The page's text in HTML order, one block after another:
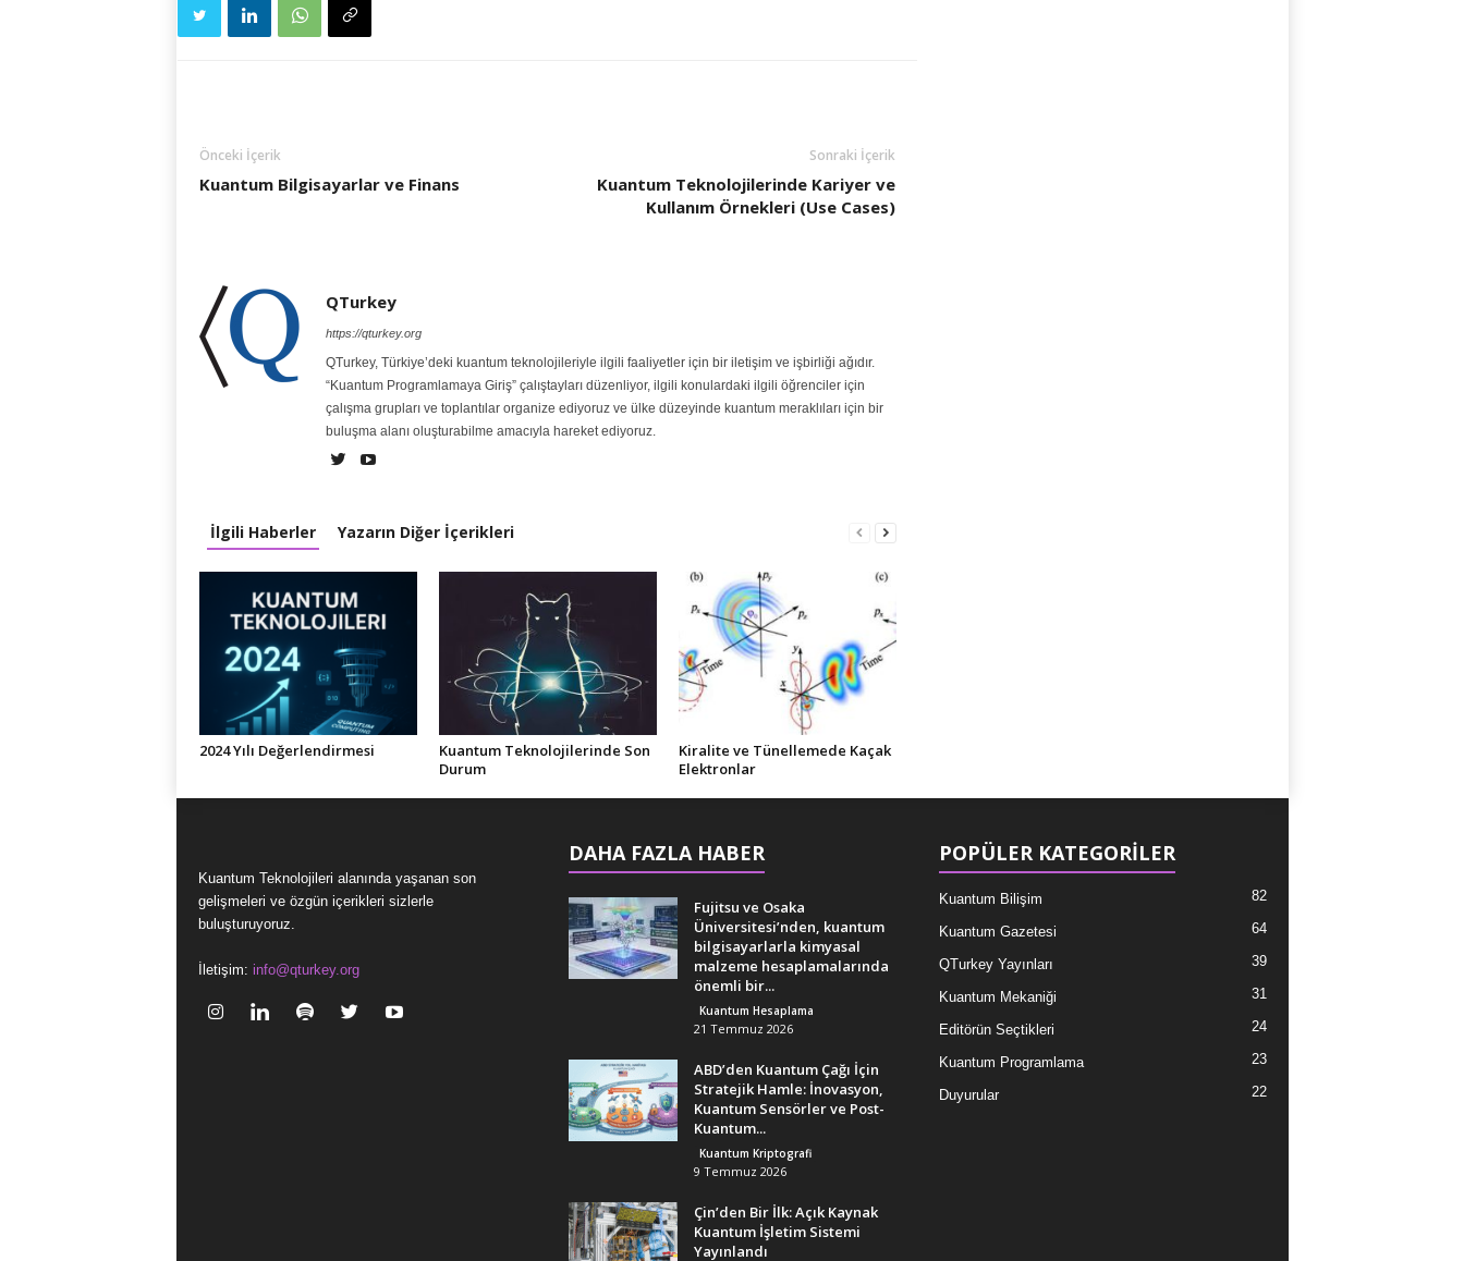
Önceki İçerik
Kuantum Bilgisayarlar ve Finans
Sonraki İçerik
Kuantum Teknolojilerinde Kariyer ve
Kullanım Örnekleri (Use Cases)
QTurkey
https://qturkey.org
QTurkey, Türkiye’deki kuantum teknolojileriyle ilgili faaliyetler için bir iletişim ve işbirliği ağıdır.
“Kuantum Programlamaya Giriş” çalıştayları düzenliyor, ilgili konulardaki ilgili öğrenciler için
çalışma grupları ve toplantılar organize ediyoruz ve ülke düzeyinde kuantum meraklıları için bir
buluşma alanı oluşturabilme amacıyla hareket ediyoruz.
İlgili Haberler Yazarın Diğer İçerikleri
2024 Yılı Değerlendirmesi
Kuantum Teknolojilerinde Son
Durum
Kiralite ve Tünellemede Kaçak
Elektronlar
Kuantum Teknolojileri alanında yaşanan son
gelişmeleri ve özgün içerikleri sizlerle
buluşturuyoruz.
İletişim: info@qturkey.org
DAHA FAZLA HABER
Fujitsu ve Osaka
Üniversitesi’nden, kuantum
bilgisayarlarla kimyasal
malzeme hesaplamalarında
önemli bir...
Kuantum Hesaplama
21 Temmuz 2026
ABD’den Kuantum Çağı İçin
Stratejik Hamle: İnovasyon,
Kuantum Sensörler ve Post-
Kuantum...
Kuantum Kriptografi
9 Temmuz 2026
Çin’den Bir İlk: Açık Kaynak
Kuantum İşletim Sistemi
Yayınlandı
POPÜLER KATEGORİLER
Kuantum Bilişim 82
Kuantum Gazetesi 64
QTurkey Yayınları 39
Kuantum Mekaniği 31
Editörün Seçtikleri 24
Kuantum Programlama 23
Duyurular 22